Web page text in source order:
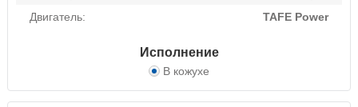
Двигатель:
TAFE Power
Исполнение
В кожухе